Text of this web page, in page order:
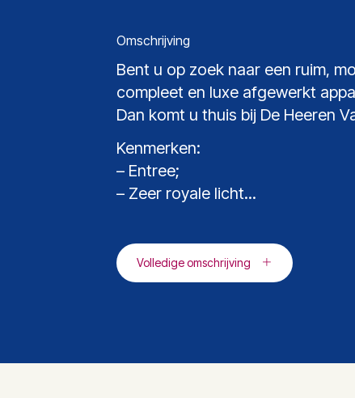
Omschrijving
Bent u op zoek naar een ruim,
compleet en luxe afgewerkt
Dan komt u thuis bij De Heeren
Kenmerken:
– Entree;
– Zeer royale licht...
Volledige omschrijving